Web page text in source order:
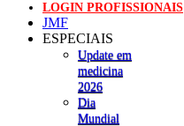
LOGIN PROFISSIONAIS
JMF
ESPECIAIS
Update em
medicina
2026
Dia
Mundial